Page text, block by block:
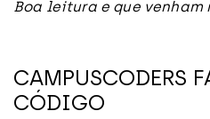
Boa leitura e que venham
CAMPUSCODERS
CÓDIGO